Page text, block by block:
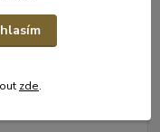
zde.